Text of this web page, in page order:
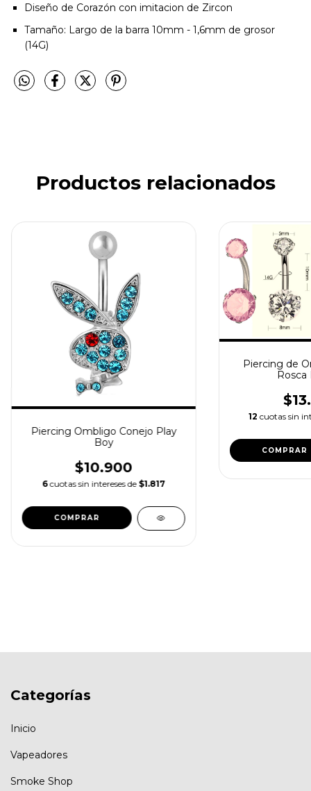
Diseño de Corazón con imitacion de Zircon
Tamaño: Largo de la barra 10mm - 1,6mm de grosor
(14G)
Productos relacionados
Piercing Ombligo Conejo Play
Boy
$10.900
6 cuotas sin intereses de $1.817
COMPRAR
Piercing de
Rosca
12 cuotas sin
COMPRAR
Categorías
Inicio
Vapeadores
Smoke Shop